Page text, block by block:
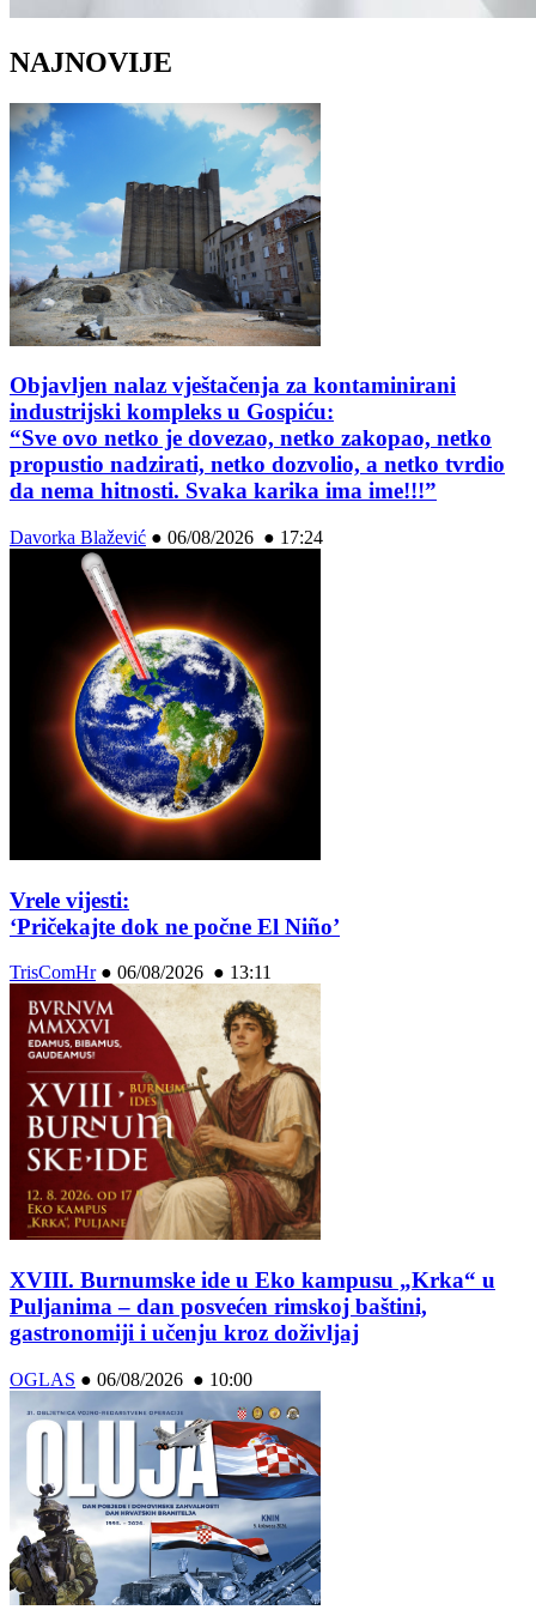
NAJNOVIJE
Objavljen nalaz vještačenja za kontaminirani
industrijski kompleks u Gospiću:
“Sve ovo netko je dovezao, netko zakopao, netko
propustio nadzirati, netko dozvolio, a netko tvrdio
da nema hitnosti. Svaka karika ima ime!!!”
Davorka Blažević ● 06/08/2026 ● 17:24
Vrele vijesti:
‘Pričekajte dok ne počne El Niño’
TrisComHr● 06/08/2026 ● 13:11
XVIII. Burnumske ide u Eko kampusu „Krka“ u
Puljanima – dan posvećen rimskoj baštini,
gastronomiji i učenju kroz doživljaj
OGLAS ● 06/08/2026 ● 10:00